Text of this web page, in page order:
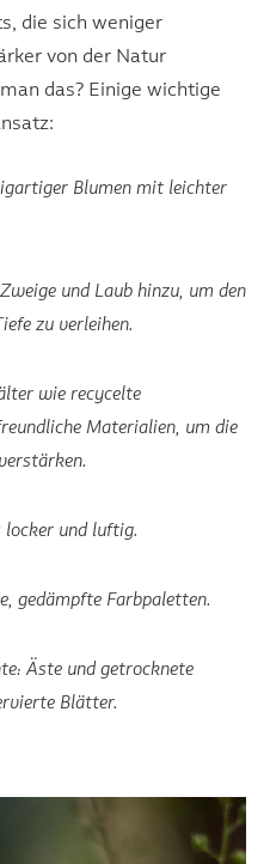
die sich weniger
von der Natur
das? Einige wichtige
Blumen mit leichter
und Laub hinzu, um den
zu verleihen.
wie recycelte
Materialien, um die
locker und luftig.
gedämpfte Farbpaletten.
Äste und getrocknete
Blätter.